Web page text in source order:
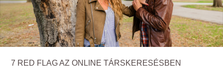
7 RED FLAG AZ ONLINE TÁRSKERESÉSBEN